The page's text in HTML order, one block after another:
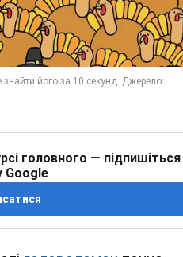
головного — підпишіться
Google